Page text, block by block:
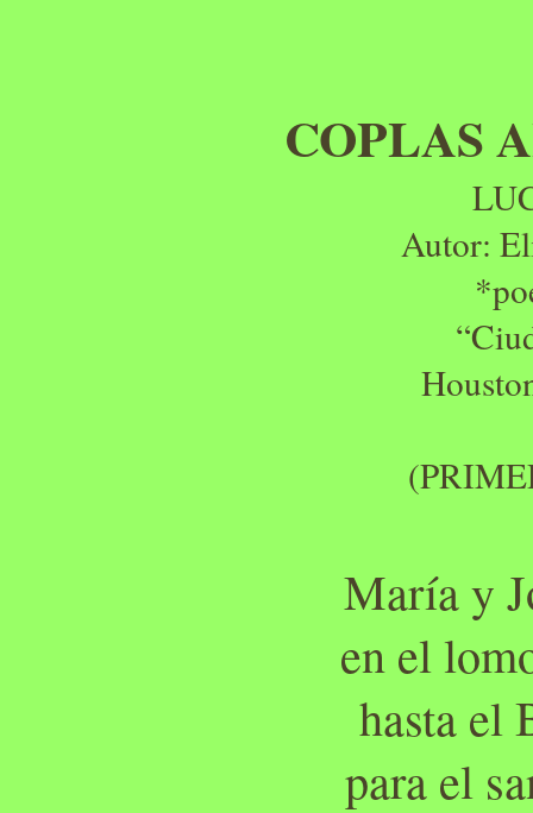
COPLAS
Autor:
María y
en el
hasta el
para el